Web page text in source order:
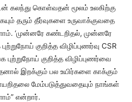
கலந்து கொள்வதன் மூலம் உலகிற்கு
தரும் தீர்வுகளை உருவாக்குவதை
‘முன்னரே கண்டறிதல், முன்னரே
குறித்த விழிப்புணர்வு CSR
புற்றுநோய் குறித்த விழிப்புணர்வை
இறக்கும் பல உயிர்களை காக்கும்
மேம்படுத்துவதையும் நாங்கள்
என்றார்.